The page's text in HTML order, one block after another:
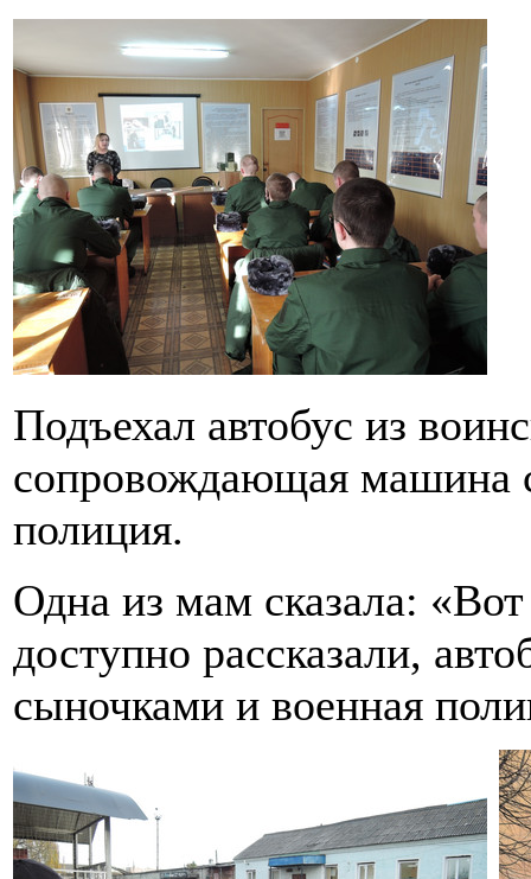
Подъехал автобус из
сопровождающая машина
полиция.
Одна из мам сказала:
доступно рассказали,
сыночками и военная